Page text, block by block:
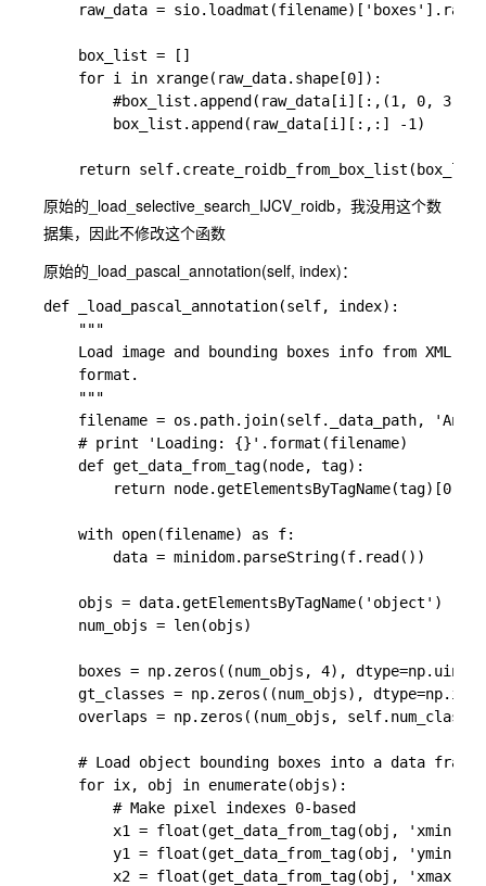
raw_data =
    box_list = []
    for i in xrange(raw_data.shape[0]):
#box_list.append(raw_data[i][:,(1, 0, 3,
原始的_load_selective_search_IJCV_roidb，我没用这个数
据集，因此不修改这个函数
原始的_load_pascal_annotation(self, index)：
def _load_pascal_annotation(self, index):
    """
Load image and bounding boxes info from XML
    format.
    """
filename = os.path.join(self._data_path,
    # print 'Loading: {}'.format(filename)
    def get_data_from_tag(node, tag):
return
    with open(filename) as f:
        data = minidom.parseString(f.read())
    objs = data.getElementsByTagName('object')
    num_objs = len(objs)
boxes = np.zeros((num_objs, 4),
gt_classes = np.zeros((num_objs),
overlaps = np.zeros((num_objs,
    # Load object bounding boxes into a data frame.
    for ix, obj in enumerate(objs):
        # Make pixel indexes 0-based
x1 = float(get_data_from_tag(obj, 'xmin'))
y1 = float(get_data_from_tag(obj, 'ymin'))
x2 = float(get_data_from_tag(obj, 'xmax'))